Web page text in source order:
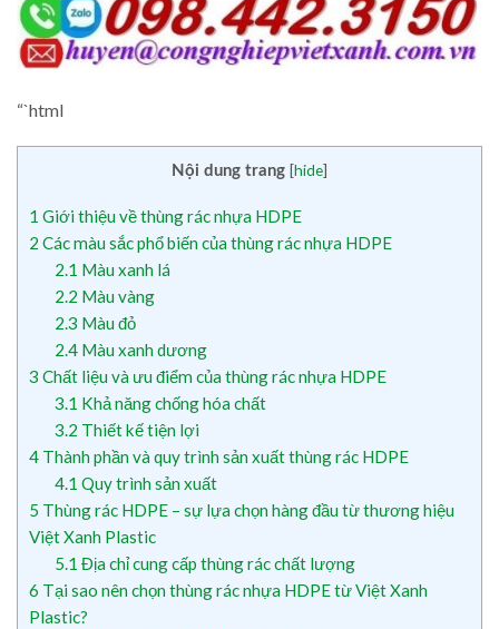
“`html
Nội dung trang [hide]
1 Giới thiệu về thùng rác nhựa HDPE
2 Các màu sắc phổ biến của thùng rác nhựa HDPE
2.1 Màu xanh lá
2.2 Màu vàng
2.3 Màu đỏ
2.4Màu xanh dương
3 Chất liệu và ưu điểm của thùng rác nhựa HDPE
3.1 Khả năng chống hóa chất
3.2 Thiết kế tiện lợi
4 Thành phần và quy trình sản xuất thùng rác HDPE
4.1 Quy trình sản xuất
5 Thùng rác HDPE – sự lựa chọn hàng đầu từ thương hiệu
Việt Xanh Plastic
5.1 Địa chỉ cung cấp thùng rác chất lượng
6 Tại sao nên chọn thùng rác nhựa HDPE từ Việt Xanh
Plastic?